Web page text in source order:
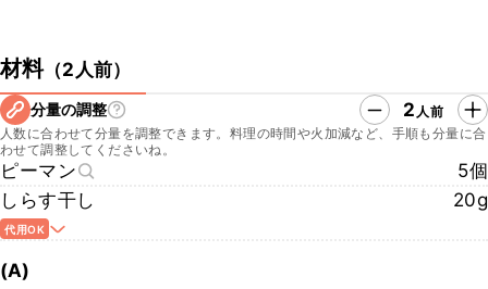
材料（2人前）
分量の調整 2 人前
人数に合わせて分量を調整できます。料理の時間や火加減など、手順も分量に合
わせて調整してくださいね。
ピーマン
5個
しらす干し
20g
代用OK
(A)